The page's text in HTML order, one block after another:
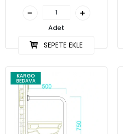
Adet
SEPETE EKLE
KARGO
BEDAVA